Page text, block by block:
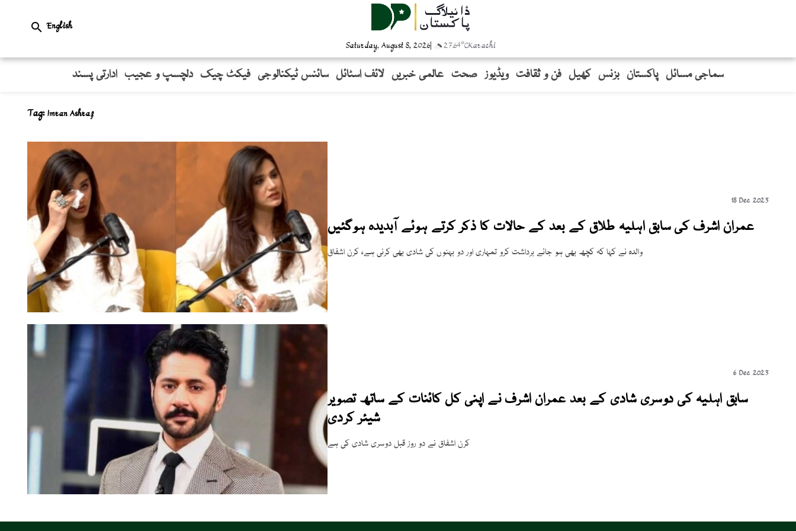
27.64°CKarachi
|
Saturday, August 8, 2026
English

سماجی مسائل پاکستان بزنس کھیل فن و ثقافت ویڈیوز صحت عالمی خبریں لائف اسٹائل سائنس ٹیکنالوجی فیکٹ چیک دلچسپ و عجیب ادارتی پسند
Tag:Imran Ashraf
18 Dec 2023
عمران اشرف کی سابق اہلیہ طلاق کے بعد کے حالات کا ذکر کرتے ہوئے آبدیدہ ہوگئیں
والدہ نے کہا کہ کچھ بھی ہو جائے برداشت کرو تمہاری اور دو بہنوں کی شادی بھی کرنی ہے، کرن اشفاق
6 Dec 2023
سابق اہلیہ کی دوسری شادی کے بعد عمران اشرف نے اپنی کل کائنات کے ساتھ تصویر
شیئر کردی
کرن اشفاق نے دو روز قبل دوسری شادی کی ہے